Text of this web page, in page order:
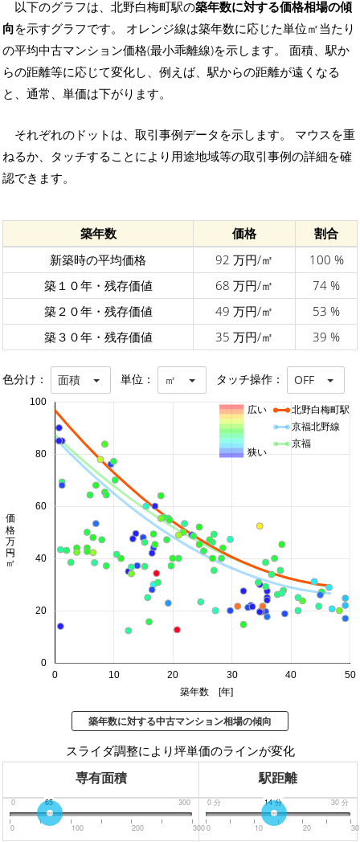
以下のグラフは、北野白梅町駅の築年数に対する価格相場の傾
向を示すグラフです。 オレンジ線は築年数に応じた単位㎡当たり
の平均中古マンション価格(最小乖離線)を示します。 面積、駅か
らの距離等に応じて変化し、例えば、駅からの距離が遠くなる
と、通常、単価は下がります。
それぞれのドットは、取引事例データを示します。 マウスを重
ねるか、タッチすることにより用途地域等の取引事例の詳細を確
認できます。
築年数 価格
割合
新築時の平均価格
92 万円/㎡
100 %
築１０年・残存価値
68 万円/㎡
74 %
築２０年・残存価値
49 万円/㎡
53 %
築３０年・残存価値
35 万円/㎡ 39 %
色分け： 面積 単位： ㎡ タッチ操作： OFF
0 10 20 30 40 50
0
20
40
60
80
100
築年数 [年]
価格 万円/㎡
北野白梅町駅
京福北野線
京福
広い
狭い
築年数に対する中古マンション相場の傾向
スライダ調整により坪単価のラインが変化
専有面積 駅距離
0 300
65
0 100 200 300
0 分 30 分
14分
0 10 20 30